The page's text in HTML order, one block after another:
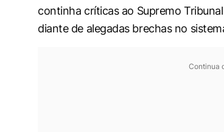
continha críticas ao Supremo
diante de alegadas brechas no
Continua